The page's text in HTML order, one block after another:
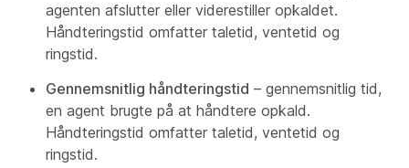
agenten afslutter eller viderestiller opkaldet.
Håndteringstid omfatter taletid, ventetid og
ringstid.
Gennemsnitlig håndteringstid – gennemsnitlig tid,
en agent brugte på at håndtere opkald.
Håndteringstid omfatter taletid, ventetid og
ringstid.